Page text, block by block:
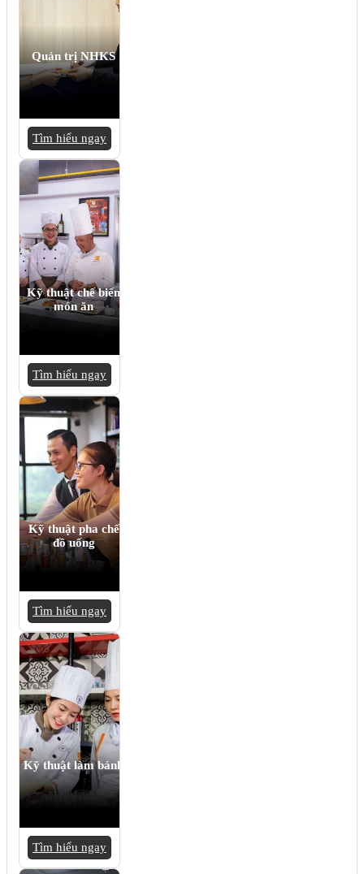
Quản trị NHKS
Tìm hiểu ngay
Kỹ thuật chế biến
món ăn
Tìm hiểu ngay
Kỹ thuật pha chế
đồ uống
Tìm hiểu ngay
Kỹ thuật làm bánh
Tìm hiểu ngay